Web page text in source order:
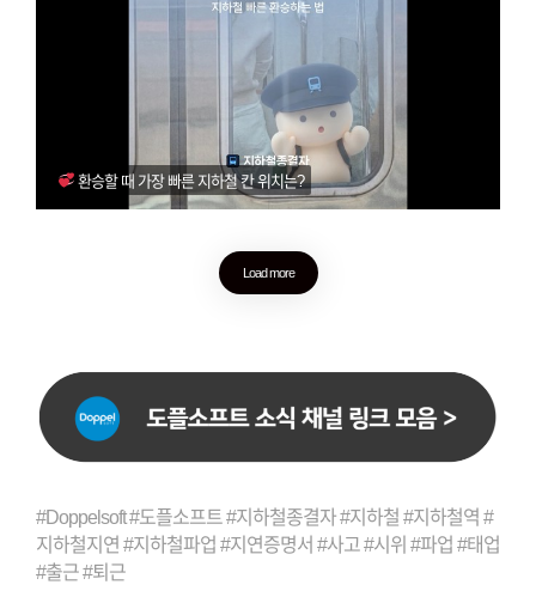
환승할 때 가장 빠른 지하철 칸 위치는?
Load more
#Doppelsoft #도플소프트 #지하철종결자 #지하철 #지하철역 #
지하철지연 #지하철파업 #지연증명서 #사고 #시위 #파업 #태업
#출근 #퇴근